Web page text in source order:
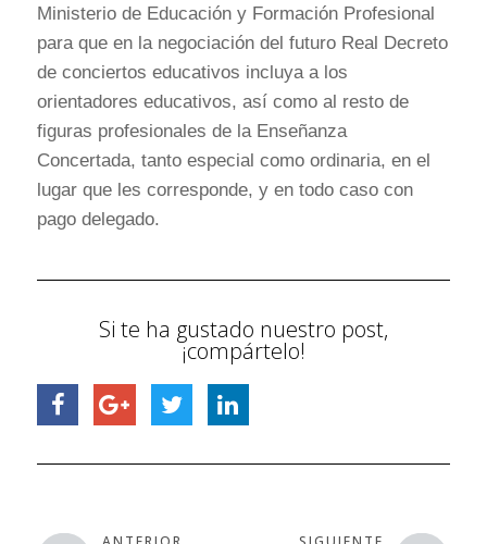
Ministerio de Educación y Formación Profesional
para que en la negociación del futuro Real Decreto
de conciertos educativos incluya a los
orientadores educativos, así como al resto de
figuras profesionales de la Enseñanza
Concertada, tanto especial como ordinaria, en el
lugar que les corresponde, y en todo caso con
pago delegado.
Si te ha gustado nuestro post,
¡compártelo!